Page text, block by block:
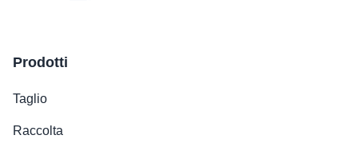
Prodotti
Taglio
Raccolta